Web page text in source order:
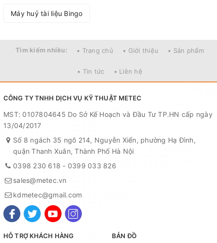
Máy huỷ tài liệu Bingo
Tìm kiếm nhiều: • Trang chủ • Giới thiệu • Sản phẩm
• Tin tức • Liên hệ
CÔNG TY TNHH DỊCH VỤ KỸ THUẬT METEC
MST: 0107804645 Do Sở Kế Hoạch và Đầu Tư TP.HN cấp ngày
13/04/2017
Số 8 ngách 35 ngõ 214, Nguyễn Xiển, phường Hạ Đình,
quận Thanh Xuân, Thành Phố Hà Nội
0398 230 618 - 0399 033 826
sales@metec.vn
kdmetec@gmail.com
HỖ TRỢ KHÁCH HÀNG BẢN ĐỒ